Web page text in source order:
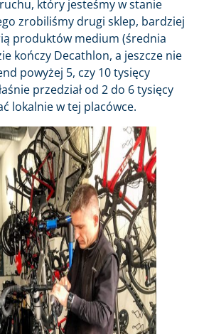
który jesteśmy w stanie
zrobiliśmy drugi sklep, bardziej
produktów medium (średnia
kończy Decathlon, a jeszcze nie
powyżej 5, czy 10 tysięcy
przedział od 2 do 6 tysięcy
lokalnie w tej placówce.